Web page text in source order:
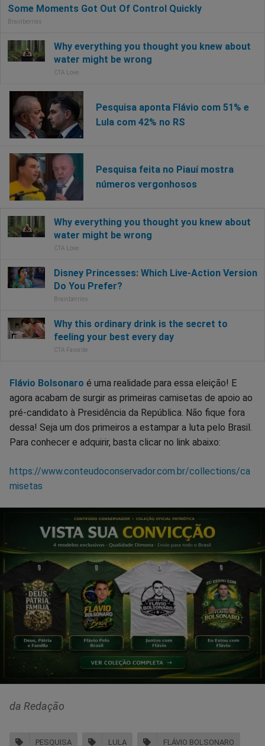
Pesquisa aponta Flávio com 51% e
Lula com 42% no RS
Pesquisa feita no Piauí mostra
números vergonhosos
Flávio Bolsonaro é uma realidade para essa eleição! E
agora acabam de surgir as primeiras camisetas de apoio ao
pré-candidato à Presidência da República. Não fique fora
dessa! Seja um dos primeiros a estampar a luta pelo Brasil.
Para conhecer e adquirir, basta clicar no link abaixo:
https://www.conteudoconservador.com.br/collections/ca
misetas
da Redação
PESQUISA LULA FLÁVIO BOLSONARO